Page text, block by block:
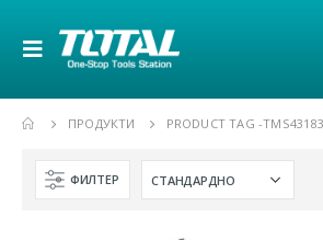
ПРОДУКТИ PRODUCT TAG -
ФИЛТЕР